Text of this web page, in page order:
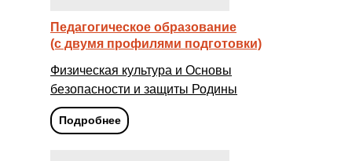
Педагогическое образование
(с двумя профилями подготовки)
Физическая культура и Основы
безопасности и защиты Родины
Подробнее